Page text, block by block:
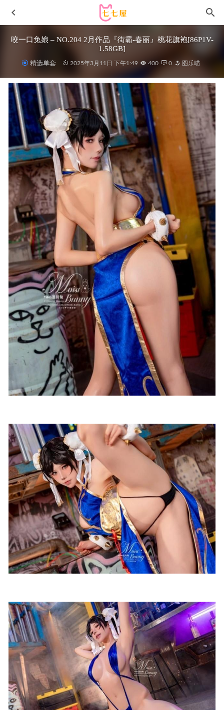
咬一口兔娘 – NO.204 2月作品『街霸-春丽』桃花旗袍[86P1V-
1.58GB]
精选单套 2025年3月11日 下午1:49 400 0 图乐喵
[微密圈]洁己 –浴室情趣 [15P-165M]
2024-03-02
Byoru –NO.027 Misaki Charm Witch[55P/94MB]
2022-05-06
[Xiuren秀人网]2022.12.08 NO.5973 陆萱萱[82+1P／528MB]
2023-03-07
Byoru – NO.082 黑崎一护[37P-245MB] 2022-10-04
[YouMi尤蜜荟]2024.08.23 VOL.1094 王雨纯[77+1P/673MB]
2025-02-18